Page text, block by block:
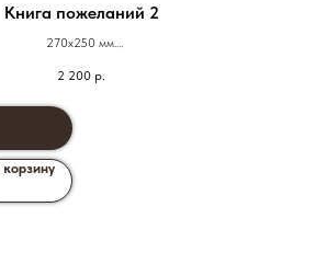
Книга пожеланий 2
270х250 мм.
2 200 р.
корзину